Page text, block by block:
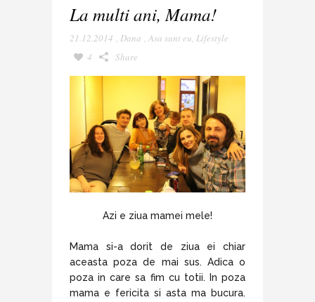
La multi ani, Mama!
21.12.2014 , Dana , Asa sunt eu, Lifestyle
4
Share
Azi e ziua mamei mele!
Mama si-a dorit de ziua ei chiar
aceasta poza de mai sus. Adica o
poza in care sa fim cu totii. In poza
mama e fericita si asta ma bucura.